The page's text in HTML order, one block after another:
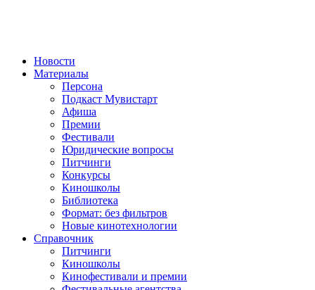
Новости
Материалы
Персона
Подкаст Мувистарт
Афиша
Премии
Фестивали
Юридические вопросы
Питчинги
Конкурсы
Киношколы
Библиотека
Формат: без фильтров
Новые кинотехнологии
Справочник
Питчинги
Киношколы
Кинофестивали и премии